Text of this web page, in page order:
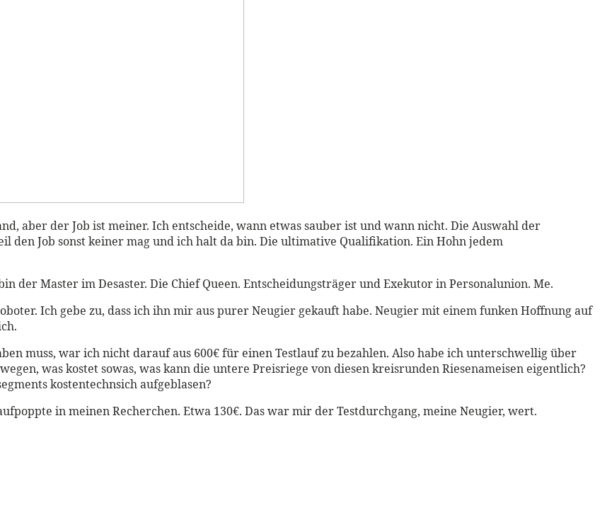
aber der Job ist meiner. Ich entscheide, wann etwas sauber ist und wann nicht. Die Auswahl der
Job sonst keiner mag und ich halt da bin. Die ultimative Qualifikation. Ein Hohn jedem
der Master im Desaster. Die Chief Queen. Entscheidungsträger und Exekutor in Personalunion. Me.
Ich gebe zu, dass ich ihn mir aus purer Neugier gekauft habe. Neugier mit einem funken Hoffnung auf
muss, war ich nicht darauf aus 600€ für einen Testlauf zu bezahlen. Also habe ich unterschwellig über
was kostet sowas, was kann die untere Preisriege von diesen kreisrunden Riesenameisen eigentlich?
kostentechnsich aufgeblasen?
in meinen Recherchen. Etwa 130€. Das war mir der Testdurchgang, meine Neugier, wert.